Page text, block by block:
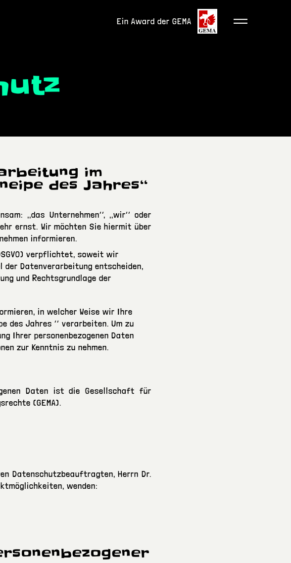
Ein Award der GEMA MENÜ
im
des Jahres‘‘
,,das Unternehmen‘‘, ,,wir‘‘ oder
ernst. Wir möchten Sie hiermit über
informieren.
verpflichtet, soweit wir
der Datenverarbeitung entscheiden,
und Rechtsgrundlage der
in welcher Weise wir Ihre
des Jahres ‘‘ verarbeiten. Um zu
Ihrer personenbezogenen Daten
zur Kenntnis zu nehmen.
Daten ist die Gesellschaft für
(GEMA).
Datenschutzbeauftragten, Herrn Dr.
wenden: